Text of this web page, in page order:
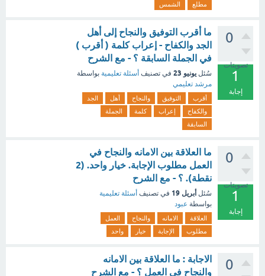
مطلع
الشمس
0
تصويتات
1
إجابة
ما أقرب التوفيق والنجاح إلى أهل
الجد والكفاح - إعراب كلمة ( أقرب )
في الجملة السابقة ؟ - مع الشرح
سُئل يونيو 23 في تصنيف أسئلة تعليمية بواسطة
مرشد تعليمي
أقرب التوفيق والنجاح أهل
الجد
والكفاح
إعراب كلمة
الجملة
السابقة
0
تصويتات
1
إجابة
ما العلاقة بين الامانه والنجاح في
العمل مطلوب الإجابة. خيار واحد. (2
نقطة). ؟ - مع الشرح
سُئل أبريل 19 في تصنيف أسئلة تعليمية
بواسطة عبود
العلاقة الامانه والنجاح
العمل
مطلوب
الإجابة خيار واحد
0
الاجابة : ما العلاقة بين الامانه
والنجاح في العمل ؟ - مع الشرح